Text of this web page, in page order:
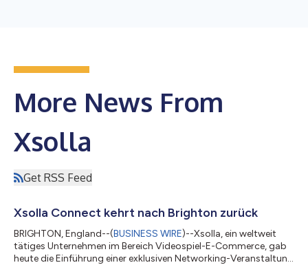
More News From
Xsolla
Get RSS Feed
Xsolla Connect kehrt nach Brighton zurück
BRIGHTON, England--(BUSINESS WIRE)--Xsolla, ein weltweit
tätiges Unternehmen im Bereich Videospiel-E-Commerce, gab
heute die Einführung einer exklusiven Networking-Veranstaltung